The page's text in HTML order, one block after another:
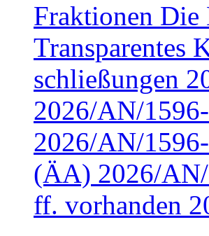
Fraktionen
Transparentes
schließungen
2026/AN/
2026/AN/
(ÄA) 2026/AN/
ff. vorhanden